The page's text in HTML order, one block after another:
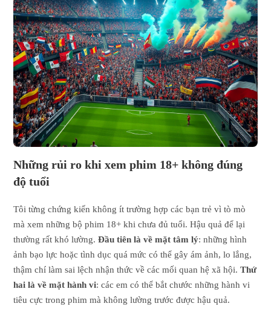
Những rủi ro khi xem phim 18+ không đúng
độ tuổi
Tôi từng chứng kiến không ít trường hợp các bạn trẻ vì tò mò
mà xem những bộ phim 18+ khi chưa đủ tuổi. Hậu quả để lại
thường rất khó lường.Đầu tiên là về mặt tâm lý: những hình
ảnh bạo lực hoặc tình dục quá mức có thể gây ám ảnh, lo lắng,
thậm chí làm sai lệch nhận thức về các mối quan hệ xã hội.Thứ
hai là về mặt hành vi: các em có thể bắt chước những hành vi
tiêu cực trong phim mà không lường trước được hậu quả.